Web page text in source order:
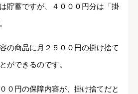
貯蓄ですが、４０００円分は「掛
の商品に月２５００円の掛け捨て
ができるのです。
０円の保障内容が、掛け捨てだと